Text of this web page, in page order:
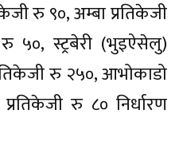
रु ९०, अम्बा प्रतिकेजी
५०, स्ट्रबेरी (भुइऐसेलु)
रु २५०, आभोकाडो
रु ८० निर्धारण